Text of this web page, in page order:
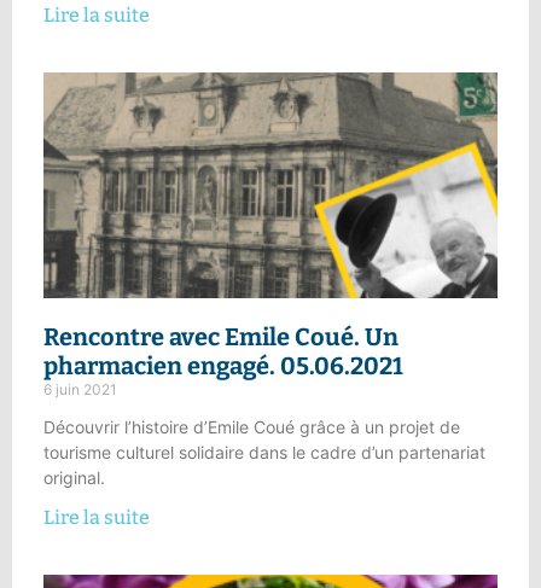
Lire la suite
Rencontre avec Emile Coué. Un
pharmacien engagé. 05.06.2021
6 juin 2021
Découvrir l’histoire d’Emile Coué grâce à un projet de
tourisme culturel solidaire dans le cadre d’un partenariat
original.
Lire la suite